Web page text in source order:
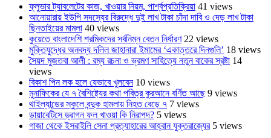
ফ্লুভার ট্যাবলেটের কাজ, খাওয়ার নিয়ম, পার্শ্বপ্রতিক্রিয়া 41 views
আনোয়ারায় ইউপি সদস্যের বিরুদ্ধে দুই লাখ টাকা চাঁদা দাবি ও দেড় লাখ টাকা
ছিনতাইয়ের মামলা 40 views
কুয়েতে বাংলাদেশি শ্রমিকদের সর্বনিম্ন বেতন নির্ধারণ 22 views
মুক্তিযুদ্ধের অনবদ্য দলিল জাহানারা ইমামের ‘একাত্তরে দিনগুলি’ 18 views
সৈয়দ মুজতবা আলী : রম্য রচনা ও ভ্রমণ সাহিত্যে নতুন বাকের স্রষ্টা 14
views
বিকাশ পিন লক হলে যেভাবে খুলবেন 10 views
মুনাফিকের যে ৭ বৈশিষ্ট্যের কথা পবিত্র কুরআনে বর্ণিত আছে 9 views
থাইল্যান্ডের স্কুলে বন্দুক হামলায় নিহত বেড়ে ৭ 7 views
ডায়াবেটিসে ড্রাগন ফল খাওয়া কি নিরাপদ? 5 views
গাজা থেকে ইসরাইলি সেনা প্রত্যাহারের আহ্বান যুক্তরাজ্যের 5 views